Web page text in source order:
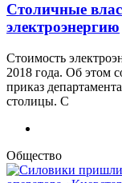
Столичные
электроэнергию
Стоимость
2018 года. Об этом
приказ
столицы. С
Общество